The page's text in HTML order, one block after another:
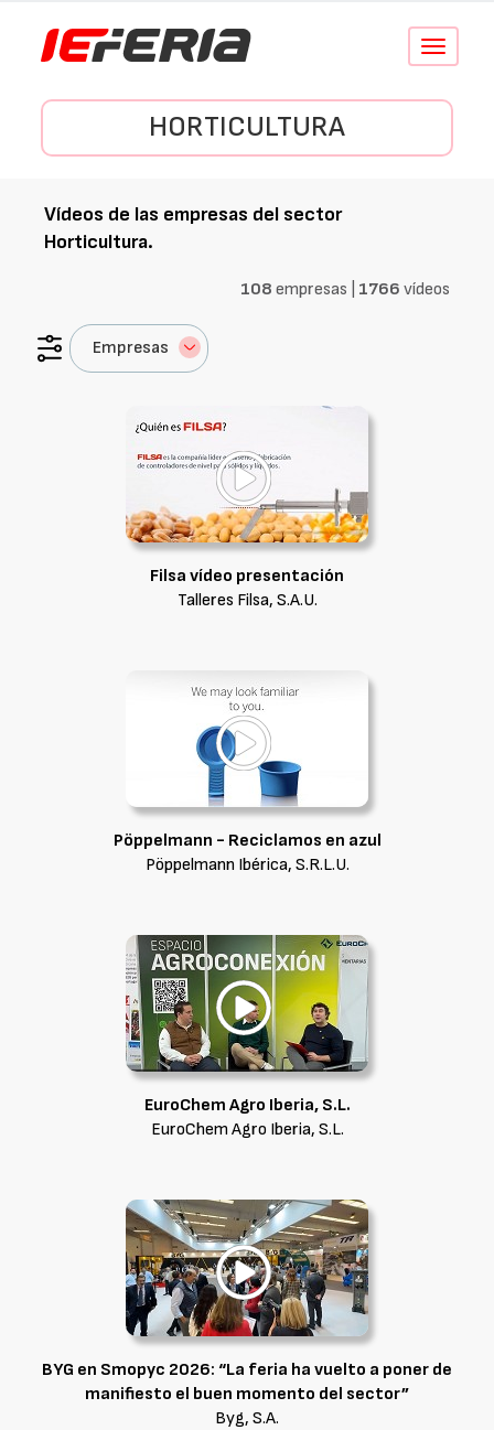
Conmutar
HORTICULTURA
Vídeos de las empresas del sector
Horticultura.
108 empresas | 1766 vídeos
Empresas
Filsa vídeo presentación
Talleres Filsa, S.A.U.
Pöppelmann - Reciclamos en azul
Pöppelmann Ibérica, S.R.L.U.
EuroChem Agro Iberia, S.L.
EuroChem Agro Iberia, S.L.
BYG en Smopyc 2026: “La feria ha vuelto a poner de
manifiesto el buen momento del sector”
Byg, S.A.